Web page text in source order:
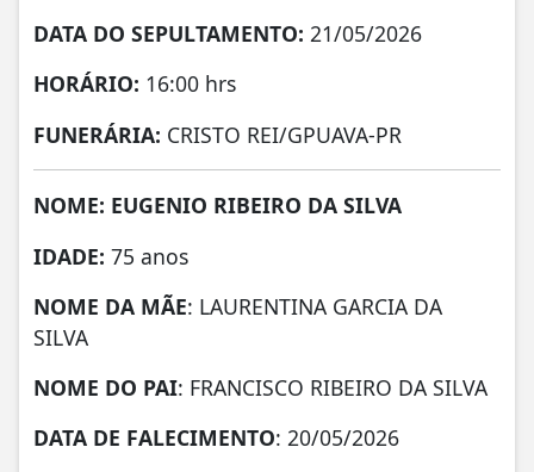
DATA DO SEPULTAMENTO: 21/05/2026
HORÁRIO: 16:00 hrs
FUNERÁRIA: CRISTO REI/GPUAVA-PR
NOME: EUGENIO RIBEIRO DA SILVA
IDADE: 75 anos
NOME DA MÃE: LAURENTINA GARCIA DA
SILVA
NOME DO PAI: FRANCISCO RIBEIRO DA SILVA
DATA DE FALECIMENTO: 20/05/2026